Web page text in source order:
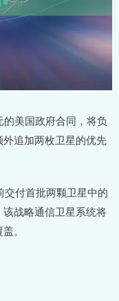
美国政府合同，将负
追加两枚卫星的优先
付首批两颗卫星中的
战略通信卫星系统将
。